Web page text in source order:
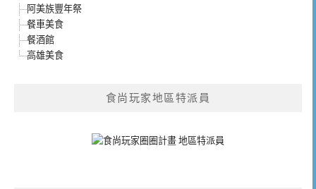
阿美族豐年祭
餐車美食
餐酒館
高雄美食
食尚玩家地區特派員